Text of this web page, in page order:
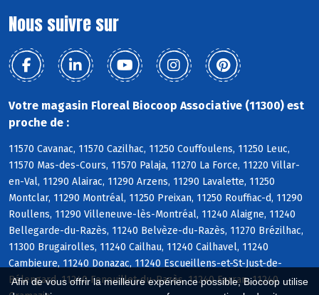
Afin de vous offrir la meilleure expérience possible, Biocoop utilise
Nous suivre sur
Votre magasin Floreal Biocoop Associative (11300) est
proche de :
11570 Cavanac, 11570 Cazilhac, 11250 Couffoulens, 11250 Leuc,
11570 Mas-des-Cours, 11570 Palaja, 11270 La Force, 11220 Villar-
en-Val, 11290 Alairac, 11290 Arzens, 11290 Lavalette, 11250
Montclar, 11290 Montréal, 11250 Preixan, 11250 Rouffiac-d, 11290
Roullens, 11290 Villeneuve-lès-Montréal, 11240 Alaigne, 11240
Bellegarde-du-Razès, 11240 Belvèze-du-Razès, 11270 Brézilhac,
11300 Brugairolles, 11240 Cailhau, 11240 Cailhavel, 11240
Cambieure, 11240 Donazac, 11240 Escueillens-et-St-Just-de-
Bélengard, 11240 Fenouillet-du-Razès, 11240 Ferran, 11240